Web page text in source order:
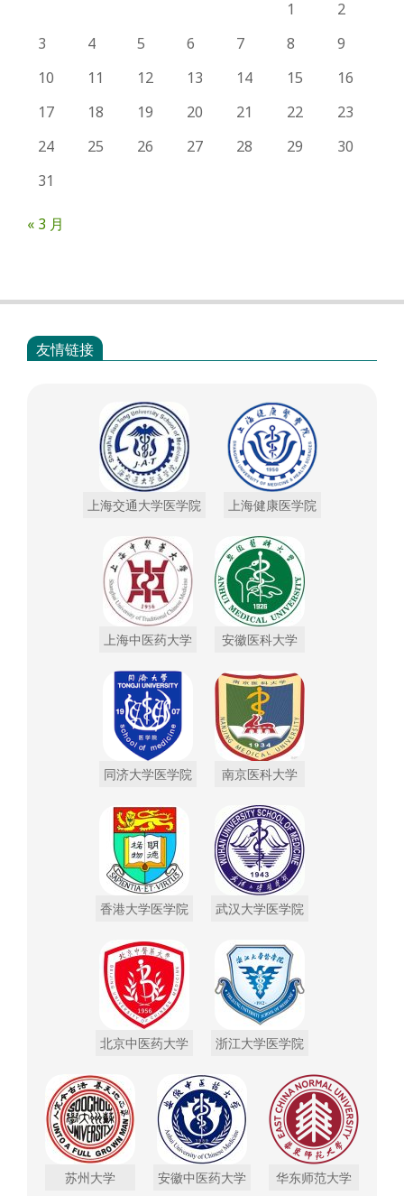
1
2
3
4 5 6 7 8
9
10
11 12 13 14 15
16
17
18 19 20 21 22
23
24
25 26 27 28 29
30
31
« 3 月
友情链接
上海交通大学医学院 上海健康医学院
上海中医药大学 安徽医科大学
同济大学医学院 南京医科大学
香港大学医学院 武汉大学医学院
北京中医药大学 浙江大学医学院
苏州大学 安徽中医药大学 华东师范大学